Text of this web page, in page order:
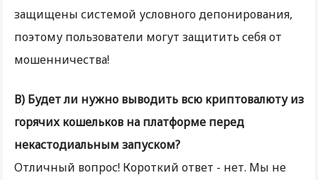
защищены системой условного депонирования,
поэтому пользователи могут защитить себя от
мошенничества!
В) Будет ли нужно выводить всю криптовалюту из
горячих кошельков на платформе перед
некастодиальным запуском?
Отличный вопрос! Короткий ответ - нет. Мы не